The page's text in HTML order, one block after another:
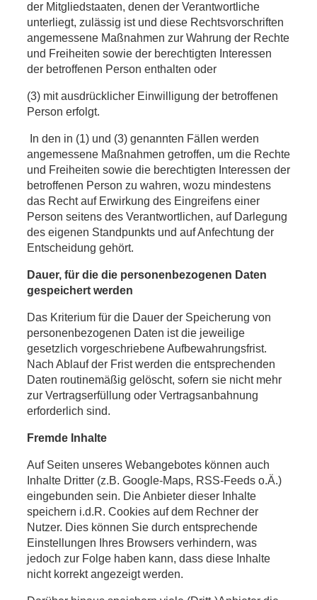
der Mitgliedstaaten, denen der Verantwortliche
unterliegt, zulässig ist und diese Rechtsvorschriften
angemessene Maßnahmen zur Wahrung der Rechte
und Freiheiten sowie der berechtigten Interessen
der betroffenen Person enthalten oder
(3) mit ausdrücklicher Einwilligung der betroffenen
Person erfolgt.
In den in (1) und (3) genannten Fällen werden
angemessene Maßnahmen getroffen, um die Rechte
und Freiheiten sowie die berechtigten Interessen der
betroffenen Person zu wahren, wozu mindestens
das Recht auf Erwirkung des Eingreifens einer
Person seitens des Verantwortlichen, auf Darlegung
des eigenen Standpunkts und auf Anfechtung der
Entscheidung gehört.
Dauer, für die die personenbezogenen Daten
gespeichert werden
Das Kriterium für die Dauer der Speicherung von
personenbezogenen Daten ist die jeweilige
gesetzlich vorgeschriebene Aufbewahrungsfrist.
Nach Ablauf der Frist werden die entsprechenden
Daten routinemäßig gelöscht, sofern sie nicht mehr
zur Vertragserfüllung oder Vertragsanbahnung
erforderlich sind.
Fremde Inhalte
Auf Seiten unseres Webangebotes können auch
Inhalte Dritter (z.B. Google-Maps, RSS-Feeds o.Ä.)
eingebunden sein. Die Anbieter dieser Inhalte
speichern i.d.R. Cookies auf dem Rechner der
Nutzer. Dies können Sie durch entsprechende
Einstellungen Ihres Browsers verhindern, was
jedoch zur Folge haben kann, dass diese Inhalte
nicht korrekt angezeigt werden.